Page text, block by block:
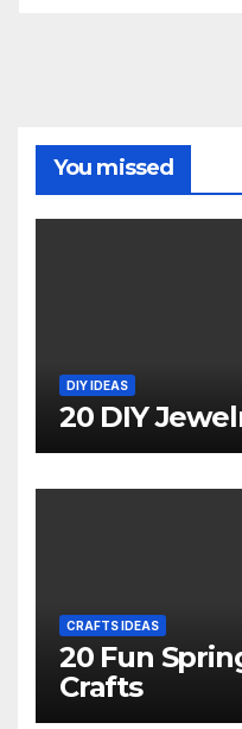
You missed
DIY IDEAS
20 DIY
CRAFTS IDEAS
20 Fun
Crafts